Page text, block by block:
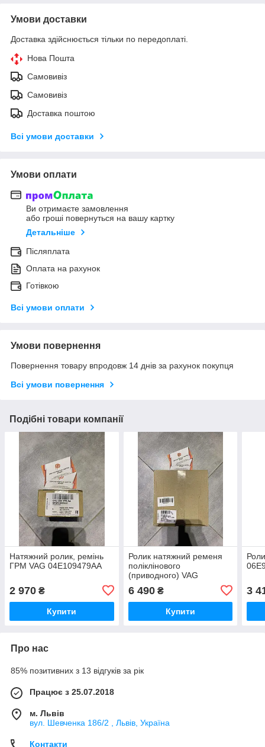
Умови доставки
Доставка здійснюється тільки по передоплаті.
Нова Пошта
Самовивіз
Самовивіз
Доставка поштою
Всі умови доставки
Умови оплати
Ви отримаєте замовлення
або гроші повернуться на вашу картку
Детальніше
Післяплата
Оплата на рахунок
Готівкою
Всі умови оплати
Умови повернення
Повернення товару впродовж 14 днів за рахунок покупця
Всі умови повернення
Подібні товари компанії
Натяжний ролик, ремінь
ГРМ VAG 04E109479AA
2 970 ₴
Купити
Ролик натяжний ременя
поліклінового
(приводного) VAG
6 490₴
Купити
3
Про нас
85% позитивних з 13 відгуків за рік
Працює з 25.07.2018
м. Львів
вул. Шевченка 186/2 , Львів, Україна
Контакти